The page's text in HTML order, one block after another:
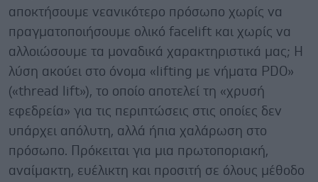
αποκτήσουμε νεανικότερο πρόσωπο χωρίς να
πραγματοποιήσουμε ολικό facelift και χωρίς να
αλλοιώσουμε τα μοναδικά χαρακτηριστικά μας; Η
λύση ακούει στο όνομα «lifting με νήματα PDO»
(«thread lift»), το οποίο αποτελεί τη «χρυσή
εφεδρεία» για τις περιπτώσεις στις οποίες δεν
υπάρχει απόλυτη, αλλά ήπια χαλάρωση στο
πρόσωπο. Πρόκειται για μια πρωτοποριακή,
αναίμακτη, ευέλικτη και προσιτή σε όλους μέθοδο